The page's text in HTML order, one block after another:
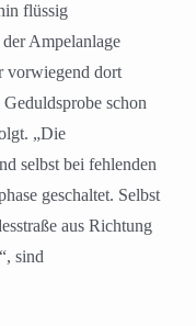
flüssig
Ampelanlage
vorwiegend dort
schon
„Die
selbst bei fehlenden
geschaltet. Selbst
aus Richtung
sind